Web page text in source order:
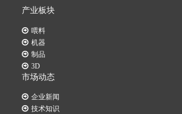
产业板块
喂料
机器
制品
3D
市场动态
企业新闻
技术知识